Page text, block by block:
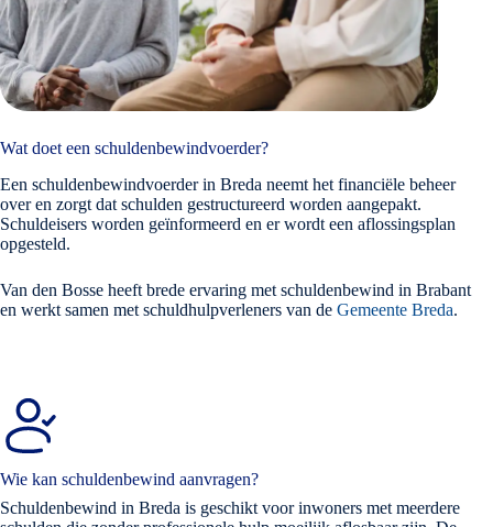
Wat doet een schuldenbewindvoerder?
Een schuldenbewindvoerder in Breda neemt het financiële beheer
over en zorgt dat schulden gestructureerd worden aangepakt.
Schuldeisers worden geïnformeerd en er wordt een aflossingsplan
opgesteld.
Van den Bosse heeft brede ervaring met schuldenbewind in Brabant
en werkt samen met schuldhulpverleners van de Gemeente Breda.
Wie kan schuldenbewind aanvragen?
Schuldenbewind in Breda is geschikt voor inwoners met meerdere